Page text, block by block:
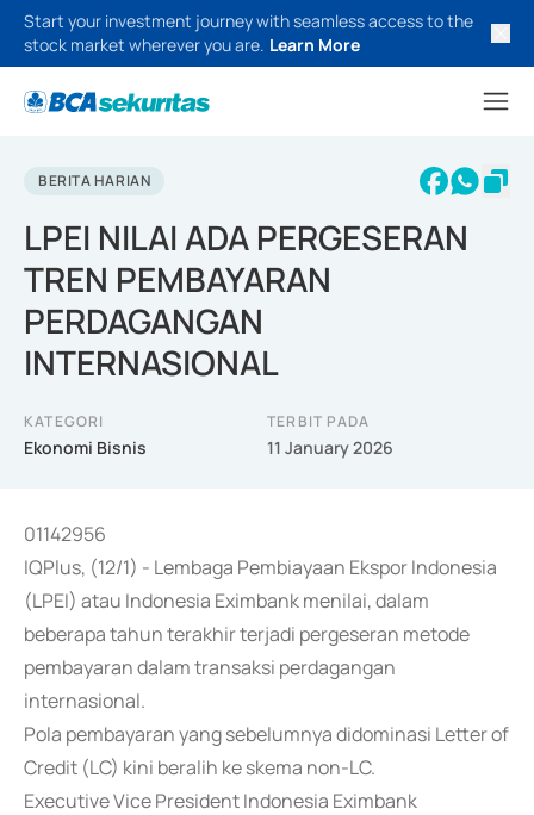
Start your investment journey with seamless access to the
stock market wherever you are. Learn More
BERITA HARIAN
LPEI NILAI ADA PERGESERAN
TREN PEMBAYARAN
PERDAGANGAN
INTERNASIONAL
KATEGORI
Ekonomi Bisnis
TERBIT PADA
11 January 2026
01142956
IQPlus, (12/1) - Lembaga Pembiayaan Ekspor Indonesia
(LPEI) atau Indonesia Eximbank menilai, dalam
beberapa tahun terakhir terjadi pergeseran metode
pembayaran dalam transaksi perdagangan
internasional.
Pola pembayaran yang sebelumnya didominasi Letter of
Credit (LC) kini beralih ke skema non-LC.
Executive Vice President Indonesia Eximbank